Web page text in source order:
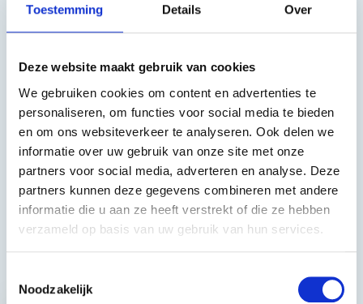
Toestemming Details Over
Deze website maakt gebruik van cookies
We gebruiken cookies om content en advertenties te
personaliseren, om functies voor social media te bieden
en om ons websiteverkeer te analyseren. Ook delen we
informatie over uw gebruik van onze site met onze
partners voor social media, adverteren en analyse. Deze
partners kunnen deze gegevens combineren met andere
informatie die u aan ze heeft verstrekt of die ze hebben
verzameld op basis van uw gebruik van hun services.
Noodzakelijk
085 002 0715
0229-700241
info@equiroyal.nl